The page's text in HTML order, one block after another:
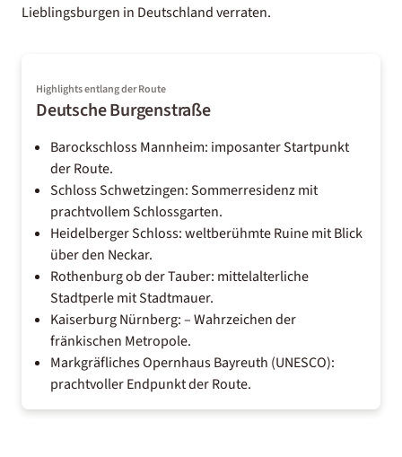
Lieblingsburgen in Deutschland verraten.
Highlights entlang der Route
Deutsche Burgenstraße
Barockschloss Mannheim: imposanter Startpunkt
der Route.
Schloss Schwetzingen: Sommerresidenz mit
prachtvollem Schlossgarten.
Heidelberger Schloss: weltberühmte Ruine mit Blick
über den Neckar.
Rothenburg ob der Tauber: mittelalterliche
Stadtperle mit Stadtmauer.
Kaiserburg Nürnberg: – Wahrzeichen der
fränkischen Metropole.
Markgräfliches Opernhaus Bayreuth (UNESCO):
prachtvoller Endpunkt der Route.